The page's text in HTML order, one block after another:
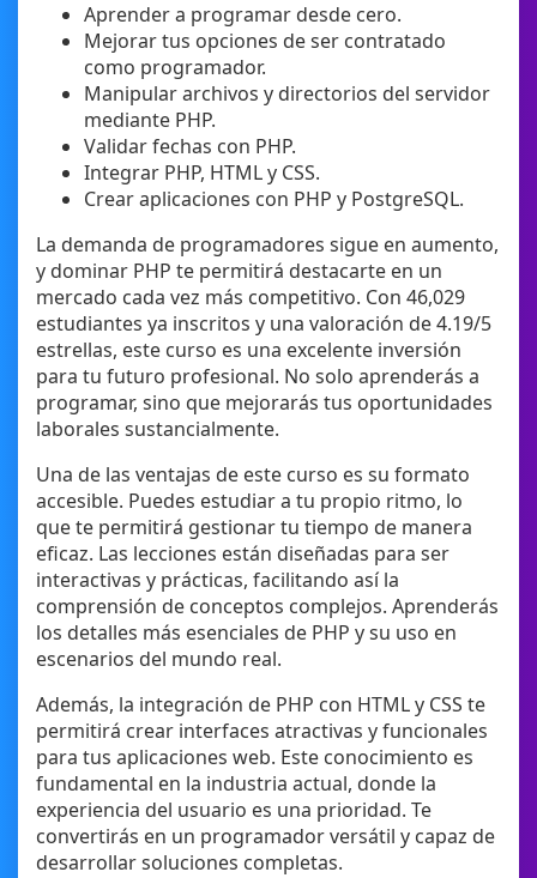
Aprender a programar desde cero.
Mejorar tus opciones de ser contratado
como programador.
Manipular archivos y directorios del servidor
mediante PHP.
Validar fechas con PHP.
Integrar PHP, HTML y CSS.
Crear aplicaciones con PHP y PostgreSQL.
La demanda de programadores sigue en aumento,
y dominar PHP te permitirá destacarte en un
mercado cada vez más competitivo. Con 46,029
estudiantes ya inscritos y una valoración de 4.19/5
estrellas, este curso es una excelente inversión
para tu futuro profesional. No solo aprenderás a
programar, sino que mejorarás tus oportunidades
laborales sustancialmente.
Una de las ventajas de este curso es su formato
accesible. Puedes estudiar a tu propio ritmo, lo
que te permitirá gestionar tu tiempo de manera
eficaz. Las lecciones están diseñadas para ser
interactivas y prácticas, facilitando así la
comprensión de conceptos complejos. Aprenderás
los detalles más esenciales de PHP y su uso en
escenarios del mundo real.
Además, la integración de PHP con HTML y CSS te
permitirá crear interfaces atractivas y funcionales
para tus aplicaciones web. Este conocimiento es
fundamental en la industria actual, donde la
experiencia del usuario es una prioridad. Te
convertirás en un programador versátil y capaz de
desarrollar soluciones completas.